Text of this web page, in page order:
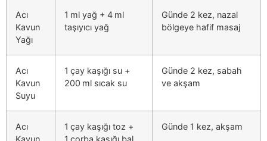
Acı
Kavun
Yağı
1 ml yağ + 4 ml
taşıyıcı yağ
Günde 2 kez, nazal
bölgeye hafif masaj
Acı
Kavun
Suyu
1 çay kaşığı su +
200 ml sıcak su
Günde 2 kez, sabah
ve akşam
Acı
Kavun
1 çay kaşığı toz +
1 çorba kaşığı bal
Günde 1 kez, akşam